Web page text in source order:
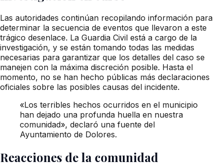
Las autoridades continúan recopilando información para
determinar la secuencia de eventos que llevaron a este
trágico desenlace. La Guardia Civil está a cargo de la
investigación, y se están tomando todas las medidas
necesarias para garantizar que los detalles del caso se
manejen con la máxima discreción posible. Hasta el
momento, no se han hecho públicas más declaraciones
oficiales sobre las posibles causas del incidente.
«Los terribles hechos ocurridos en el municipio
han dejado una profunda huella en nuestra
comunidad», declaró una fuente del
Ayuntamiento de Dolores.
Reacciones de la comunidad